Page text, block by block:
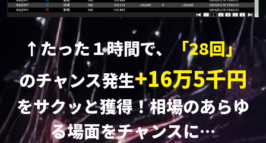
↑たった１時間で、
「28回」
のチャンス発生+16万5千円
をサクッと獲得！相場のあらゆ
る場面をチャンスに…